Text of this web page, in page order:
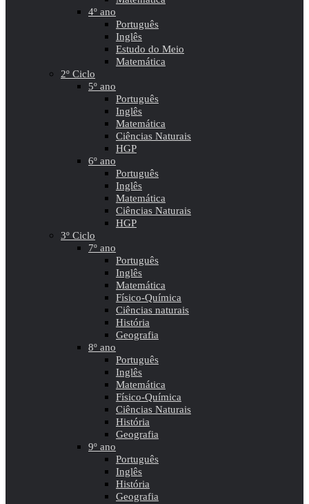
4º ano
Português
Inglês
Estudo do Meio
Matemática
2º Ciclo
5º ano
Português
Inglês
Matemática
Ciências Naturais
HGP
6º ano
Português
Inglês
Matemática
Ciências Naturais
HGP
3º Ciclo
7º ano
Português
Inglês
Matemática
Físico-Química
Ciências naturais
História
Geografia
8º ano
Português
Inglês
Matemática
Físico-Química
Ciências Naturais
História
Geografia
9º ano
Português
Inglês
História
Geografia